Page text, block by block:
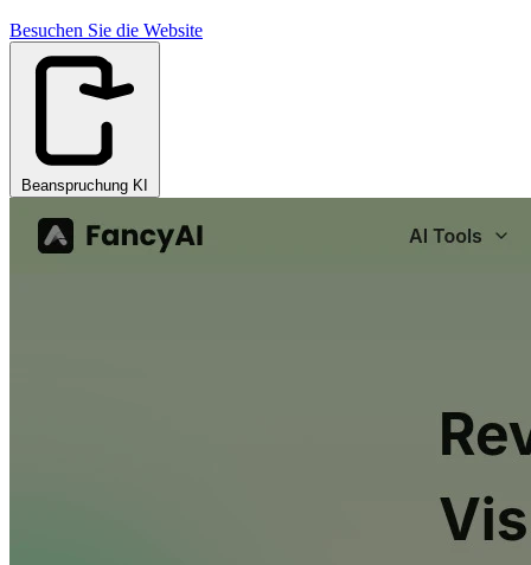
Besuchen Sie die Website
Beanspruchung KI